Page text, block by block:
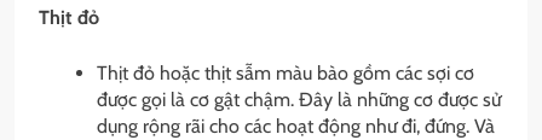
Thịt đỏ
Thịt đỏ hoặc thịt sẫm màu bào gồm các sợi cơ
được gọi là cơ gật chậm. Đây là những cơ được sử
dụng rộng rãi cho các hoạt động như đi, đứng. Và